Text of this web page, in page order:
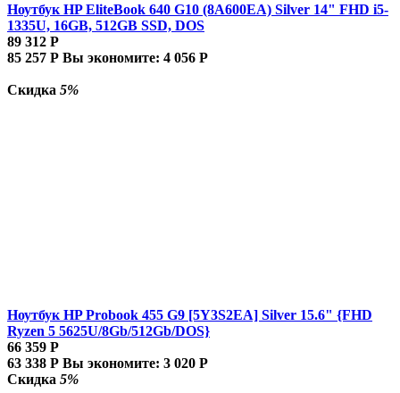
Ноутбук HP EliteBook 640 G10 (8A600EA) Silver 14" FHD i5-
1335U, 16GB, 512GB SSD, DOS
89 312 Р
85 257 Р Вы экономите: 4 056 Р
Скидка 5%
Ноутбук HP Probook 455 G9 [5Y3S2EA] Silver 15.6" {FHD
Ryzen 5 5625U/8Gb/512Gb/DOS}
66 359 Р
63 338 Р Вы экономите: 3 020 Р
Скидка 5%